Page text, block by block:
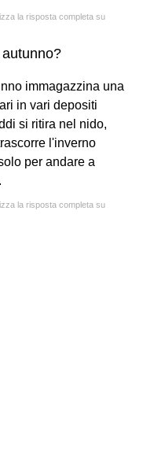
la risposta completa su
immagazzina una
in vari depositi
si ritira nel nido,
l'inverno
per andare a
la risposta completa su